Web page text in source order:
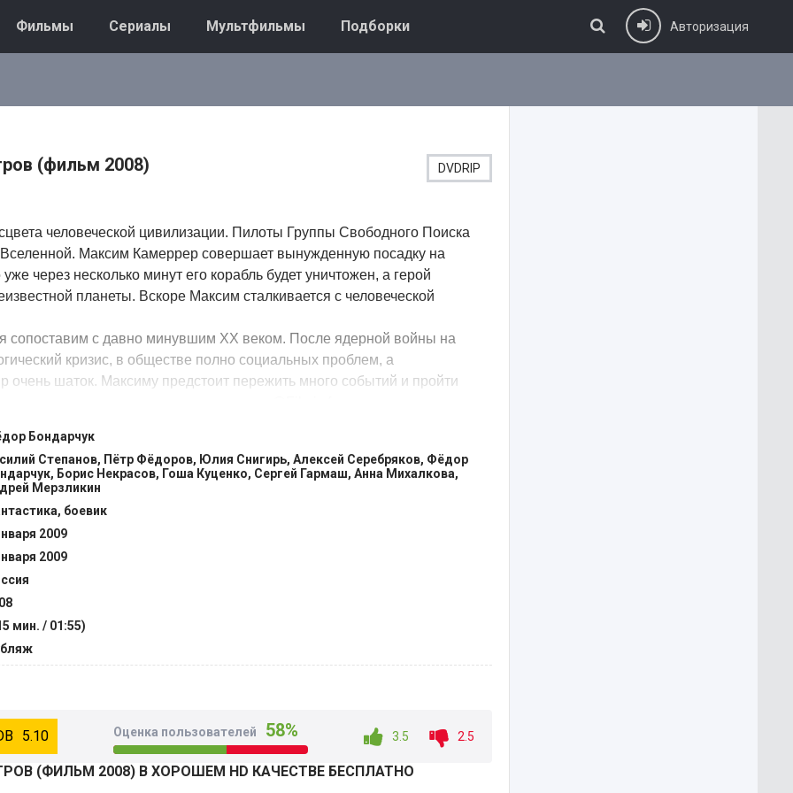
Фильмы Сериалы Мультфильмы Подборки Авторизация
(фильм 2008) DVDRIP
человеческой цивилизации. Пилоты Группы Свободного Поиска
Максим Камеррер совершает вынужденную посадку на
через несколько минут его корабль будет уничтожен, а герой
планеты. Вскоре Максим сталкивается с человеческой
сопоставим с давно минувшим ХХ веком. После ядерной войны на
кризис, в обществе полно социальных проблем, а
очень шаток. Максиму предстоит пережить много событий и пройти
чем он сможет спасти эту планету. @Filmix.fan
Бондарчук
Степанов, Пётр Фёдоров, Юлия Снигирь, Алексей Серебряков, Фёдор
Борис Некрасов, Гоша Куценко, Сергей Гармаш, Анна Михалкова,
Мерзликин
боевик
2009
2009
мин. / 01:55)
5.10 Оценка пользователей 58% 3.5 2.5
(ФИЛЬМ 2008) В ХОРОШЕМ HD КАЧЕСТВЕ БЕСПЛАТНО